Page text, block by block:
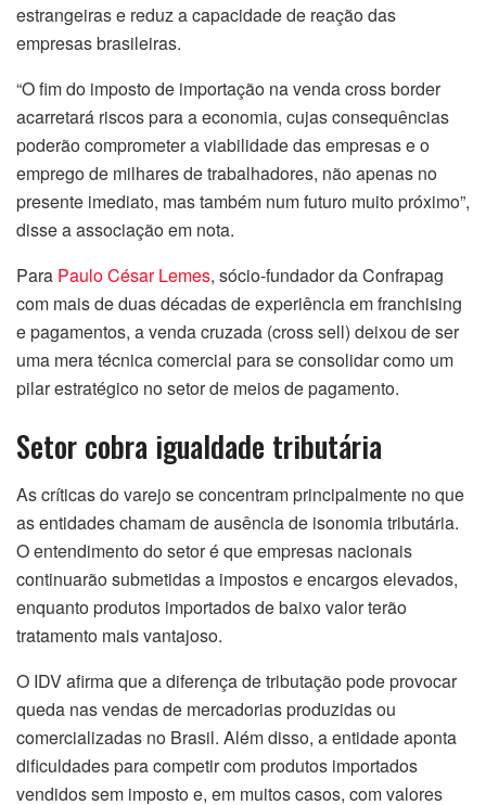
estrangeiras e reduz a capacidade de reação das
empresas brasileiras.
“O fim do imposto de importação na venda cross border
acarretará riscos para a economia, cujas consequências
poderão comprometer a viabilidade das empresas e o
emprego de milhares de trabalhadores, não apenas no
presente imediato, mas também num futuro muito próximo”,
disse a associação em nota.
Para Paulo César Lemes, sócio-fundador da Confrapag
com mais de duas décadas de experiência em franchising
e pagamentos, a venda cruzada (cross sell) deixou de ser
uma mera técnica comercial para se consolidar como um
pilar estratégico no setor de meios de pagamento.
Setor cobra igualdade tributária
As críticas do varejo se concentram principalmente no que
as entidades chamam de ausência de isonomia tributária.
O entendimento do setor é que empresas nacionais
continuarão submetidas a impostos e encargos elevados,
enquanto produtos importados de baixo valor terão
tratamento mais vantajoso.
O IDV afirma que a diferença de tributação pode provocar
queda nas vendas de mercadorias produzidas ou
comercializadas no Brasil. Além disso, a entidade aponta
dificuldades para competir com produtos importados
vendidos sem imposto e, em muitos casos, com valores